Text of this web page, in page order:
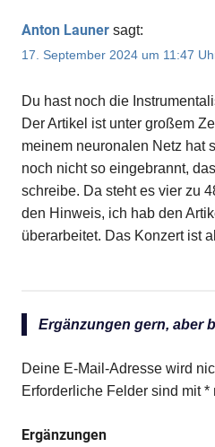
Anton Launer sagt:
17. September 2024 um 11:47
Du hast noch die
Der Artikel ist unter großem
meinem neuronalen Netz hat
noch nicht so eingebrannt,
schreibe. Da steht es vier zu
den Hinweis, ich hab den
überarbeitet. Das Konzert ist
Ergänzungen gern, aber
Deine E-Mail-Adresse wird
Erforderliche Felder sind mit*
Ergänzungen